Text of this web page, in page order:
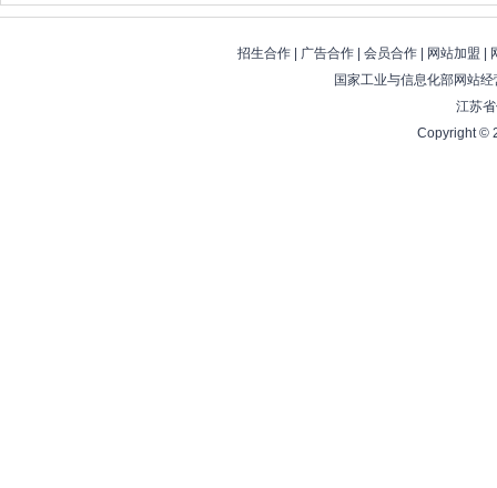
招生合作| 广告合作| 会员合作| 网站加盟
国家工业与信息化部网站
江苏
Copyright ©